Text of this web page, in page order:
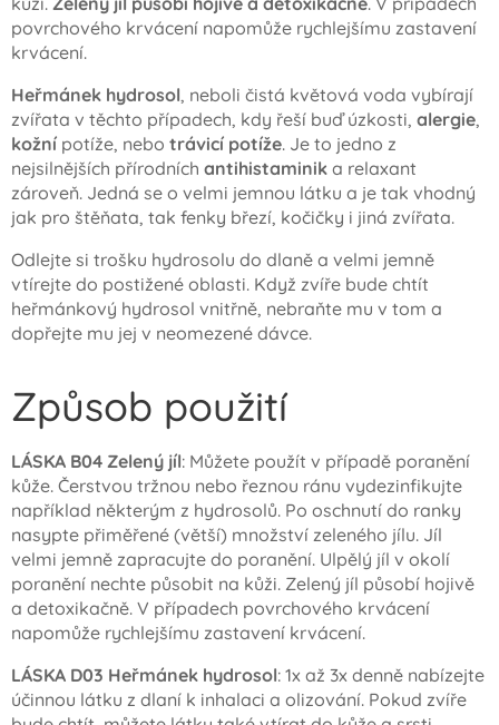
povrchového krvácení napomůže rychlejšímu zastavení
krvácení.
Heřmánek hydrosol, neboli čistá květová voda vybírají
zvířata v těchto případech, kdy řeší buď úzkosti, alergie,
kožní potíže, nebo trávicí potíže. Je to jedno z
nejsilnějších přírodních antihistaminik a relaxant
zároveň. Jedná se o velmi jemnou látku a je tak vhodný
jak pro štěňata, tak fenky březí, kočičky i jiná zvířata.
Odlejte si trošku hydrosolu do dlaně a velmi jemně
vtírejte do postižené oblasti. Když zvíře bude chtít
heřmánkový hydrosol vnitřně, nebraňte mu v tom a
dopřejte mu jej v neomezené dávce.
Způsob použití
LÁSKA B04 Zelený jíl: Můžete použít v případě poranění
kůže. Čerstvou tržnou nebo řeznou ránu vydezinfikujte
například některým z hydrosolů. Po oschnutí do ranky
nasypte přiměřené (větší) množství zeleného jílu. Jíl
velmi jemně zapracujte do poranění. Ulpělý jíl v okolí
poranění nechte působit na kůži. Zelený jíl působí hojivě
a detoxikačně. V případech povrchového krvácení
napomůže rychlejšímu zastavení krvácení.
LÁSKA D03 Heřmánek hydrosol: 1x až 3x denně nabízejte
účinnou látku z dlaní k inhalaci a olizování. Pokud zvíře